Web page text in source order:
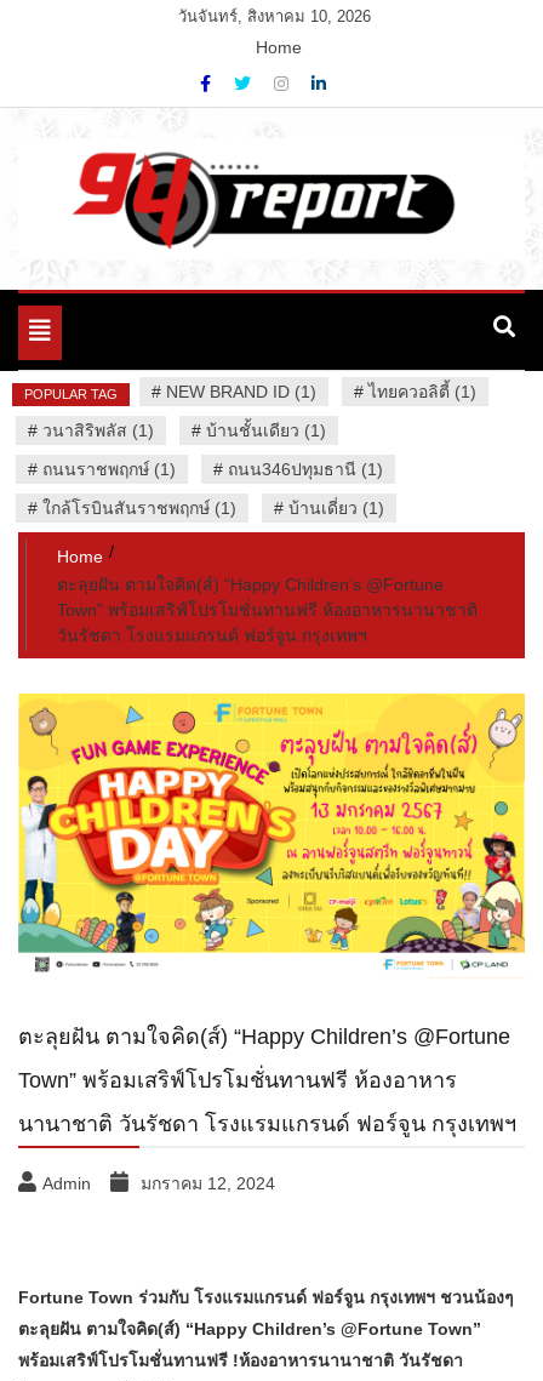
วันจันทร์, สิงหาคม 10, 2026
Home
94 Report.com
Variety News
Toggle
POPULAR TAG # NEW BRAND ID (1) #ไทยควอลิตี้ (1)
# วนาสิริพลัส (1) # บ้านชั้นเดียว (1)
# ถนนราชพฤกษ์ (1) # ถนน346ปทุมธานี (1)
# ใกล้โรบินสันราชพฤกษ์ (1) # บ้านเดี่ยว (1)
Home
ตะลุยฝัน ตามใจคิด(ส์) “Happy Children’s @Fortune
Town” พร้อมเสริฟ์โปรโมชั่นทานฟรี ห้องอาหารนานาชาติ
วันรัชดา โรงแรมแกรนด์ ฟอร์จูน กรุงเทพฯ
ตะลุยฝัน ตามใจคิด(ส์) “Happy Children’s @Fortune
Town” พร้อมเสริฟ์โปรโมชั่นทานฟรี ห้องอาหาร
นานาชาติ วันรัชดา โรงแรมแกรนด์ ฟอร์จูน กรุงเทพฯ
Admin มกราคม 12, 2024
Fortune Town ร่วมกับ โรงแรมแกรนด์ ฟอร์จูน กรุงเทพฯ ชวนน้องๆ
ตะลุยฝัน ตามใจคิด(ส์) “Happy Children’s @Fortune Town”
พร้อมเสริฟ์โปรโมชั่นทานฟรี !ห้องอาหารนานาชาติ วันรัชดา